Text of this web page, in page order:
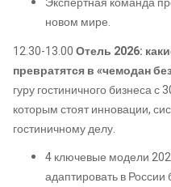
новом мире.
12.30-13.00Отель 2026:
превратятся в «чемодан
гуру гостиничного бизнеса
которым стоят инновации,
гостиничному делу.
4 ключевые модели
адаптировать в России